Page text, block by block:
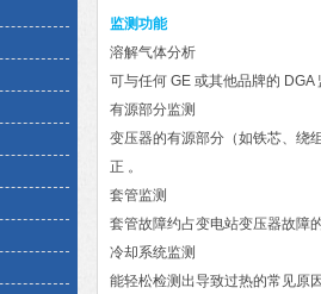
监测功能
溶解气体分析
可与任何 GE 或其他品牌的
有源部分监测
变压器的有源部分（如铁芯、绕
正 。
套管监测
套管故障约占变电站变压器故障
冷却系统监测
能轻松检测出导致过热的常见原